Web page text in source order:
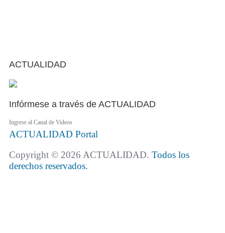
ACTUALIDAD
Infórmese a través de ACTUALIDAD
Ingrese al Canal de Videos
ACTUALIDAD Portal
Copyright © 2026 ACTUALIDAD. Todos los
derechos reservados.